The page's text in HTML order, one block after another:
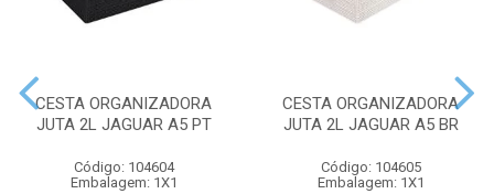
CESTA ORGANIZADORA
JUTA 2L JAGUAR A5 PT
Código: 104604
Embalagem: 1X1
CESTA ORGANIZADORA
JUTA 2L JAGUAR A5 BR
Código: 104605
Embalagem: 1X1